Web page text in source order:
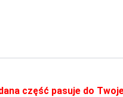
część pasuje do